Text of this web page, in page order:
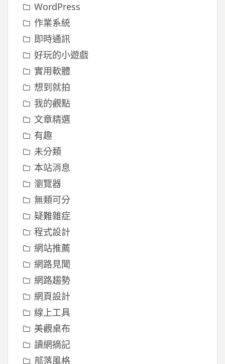
WordPress
作業系統
即時通訊
好玩的小遊戲
實用軟體
想到就拍
我的觀點
文章精選
有趣
未分類
本站消息
瀏覽器
無類可分
疑難雜症
程式設計
網站推薦
網路見聞
網路趨勢
網頁設計
線上工具
美觀桌布
讀網摘記
部落風格